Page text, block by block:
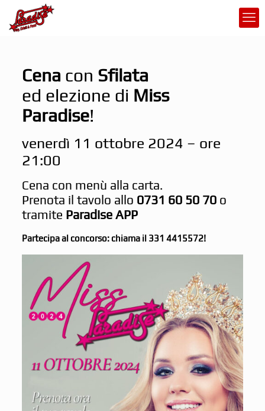
Cena con Sfilata
ed elezione di Miss
Paradise!
venerdì 11 ottobre 2024 – ore
21:00
Cena con menù alla carta.
Prenota il tavolo allo 0731 60 50 70o
tramite Paradise APP
Partecipa al concorso: chiama il 331 4415572!